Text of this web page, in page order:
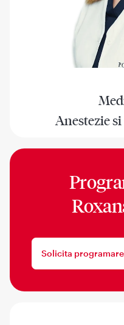
Anestezie
Solicita programare